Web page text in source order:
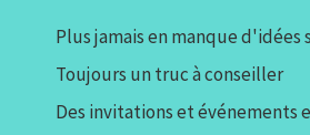
Plus jamais en manque d'idées
Toujours un truc à conseiller
Des invitations et événements